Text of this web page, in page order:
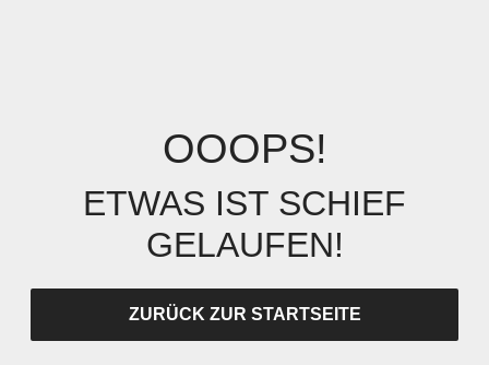
OOOPS!
ETWAS IST SCHIEF
GELAUFEN!
ZURÜCK ZUR STARTSEITE